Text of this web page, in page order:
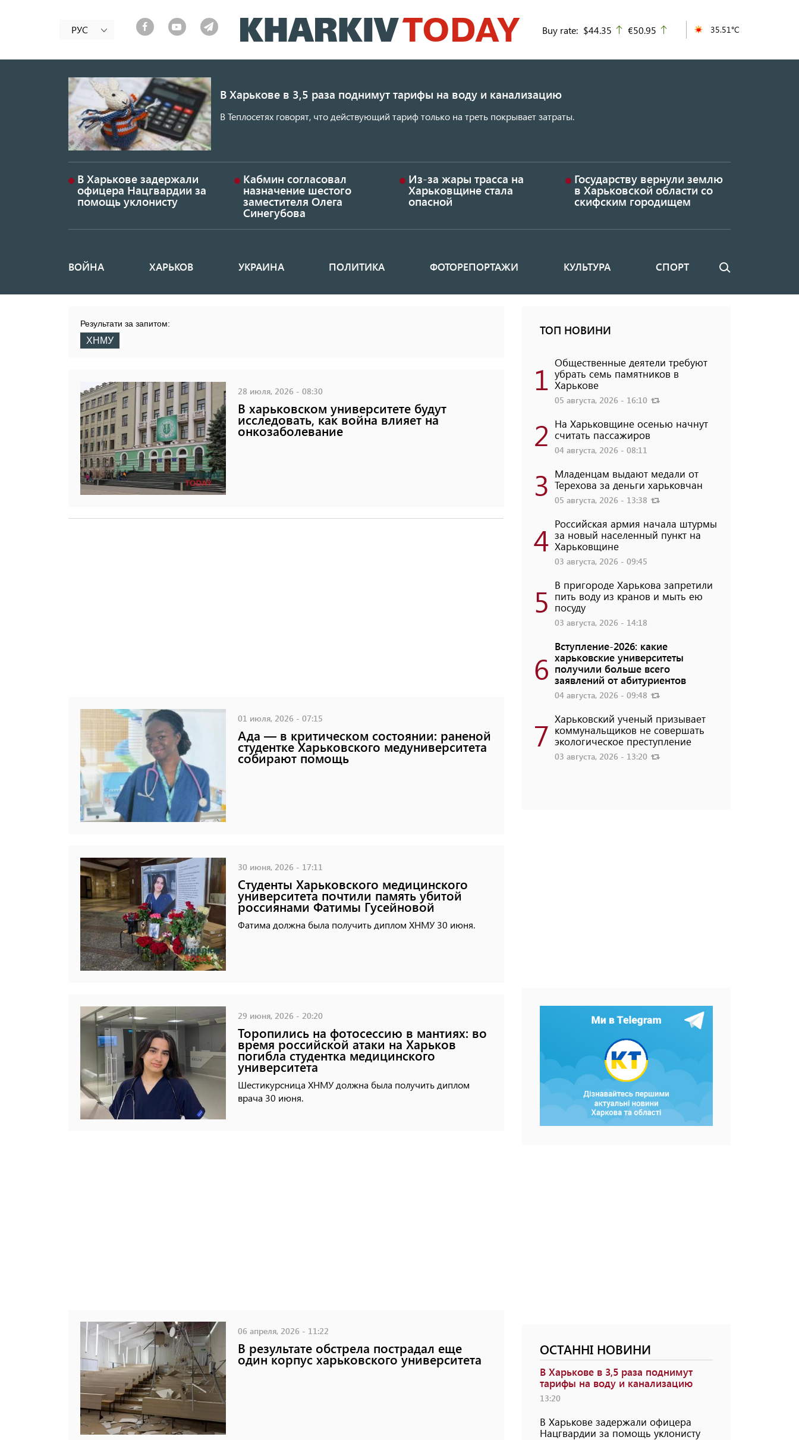
к
основному
РУС Buy rate: $44.35 up
€50.95 35.51°C
В Харькове в 3,5 раза поднимут тарифы на воду и канализацию
В Теплосетях говорят, что действующий тариф только на треть покрывает затраты.
В Харькове задержали
офицера Нацгвардии за
помощь уклонисту
Кабмин согласовал
назначение шестого
заместителя Олега
Синегубова
Из-за жары трасса на
Харьковщине стала
опасной
Государству вернули землю
в Харьковской области со
скифским городищем
Основная
ВОЙНА ХАРЬКОВ УКРАИНА ПОЛИТИКА ФОТОРЕПОРТАЖИ КУЛЬТУРА СПОРТ Поиск
Результати за запитом:
ХНМУ
28 июля, 2026 - 08:30
В харьковском университете будут
исследовать, как война влияет на
онкозаболевание
01 июля, 2026 - 07:15
Ада — в критическом состоянии: раненой
студентке Харьковского медуниверситета
собирают помощь
30 июня, 2026 - 17:11
Студенты Харьковского медицинского
университета почтили память убитой
россиянами Фатимы Гусейновой
Фатима должна была получить диплом ХНМУ 30 июня.
29 июня, 2026 - 20:20
Торопились на фотосессию в мантиях: во
время российской атаки на Харьков
погибла студентка медицинского
университета
Шестикурсница ХНМУ должна была получить диплом
врача 30 июня.
06 апреля, 2026 - 11:22
В результате обстрела пострадал еще
один корпус харьковского университета
ТОП НОВИНИ
1 Общественные деятели требуют
убрать семь памятников в
Харькове
05 августа, 2026 - 16:10
2 На Харьковщине осенью начнут
считать пассажиров
04 августа, 2026 - 08:11
3 Младенцам выдают медали от
Терехова за деньги харьковчан
05 августа, 2026 - 13:38
4 Российская армия начала штурмы
за новый населенный пункт на
Харьковщине
03 августа, 2026 - 09:45
5 В пригороде Харькова запретили
пить воду из кранов и мыть ею
посуду
03 августа, 2026 - 14:18
6
Вступление-2026: какие
харьковские университеты
получили больше всего
заявлений от абитуриентов
04 августа, 2026 - 09:48
7 Харьковский ученый призывает
коммунальщиков не совершать
экологическое преступление
03 августа, 2026 - 13:20
ОСТАННІ НОВИНИ
В Харькове в 3,5 раза поднимут
тарифы на воду и канализацию
13:20
В Харькове задержали офицера
Нацгвардии за помощь уклонисту